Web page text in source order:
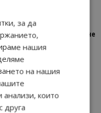
от…”: Петрич – Изживяване
от…”: Пловдив, градът на
10:00
за да
нашия
на нашия
анализи, които
друга